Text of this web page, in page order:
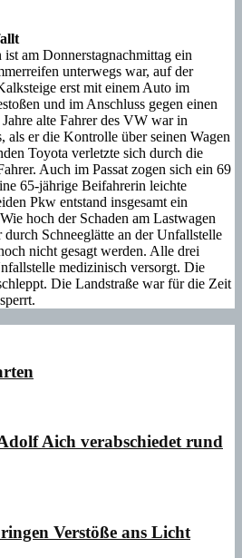
am Donnerstagnachmittag ein
unterwegs war, auf der
erst mit einem Auto im
und im Anschluss gegen einen
alte Fahrer des VW war in
als er die Kontrolle über seinen Wagen
Toyota verletzte sich durch die
Auch im Passat zogen sich ein 69
65-jährige Beifahrerin leichte
Pkw entstand insgesamt ein
hoch der Schaden am Lastwagen
Schneeglätte an der Unfallstelle
nicht gesagt werden. Alle drei
medizinisch versorgt. Die
Die Landstraße war für die Zeit
Aich verabschiedet rund
Verstöße ans Licht